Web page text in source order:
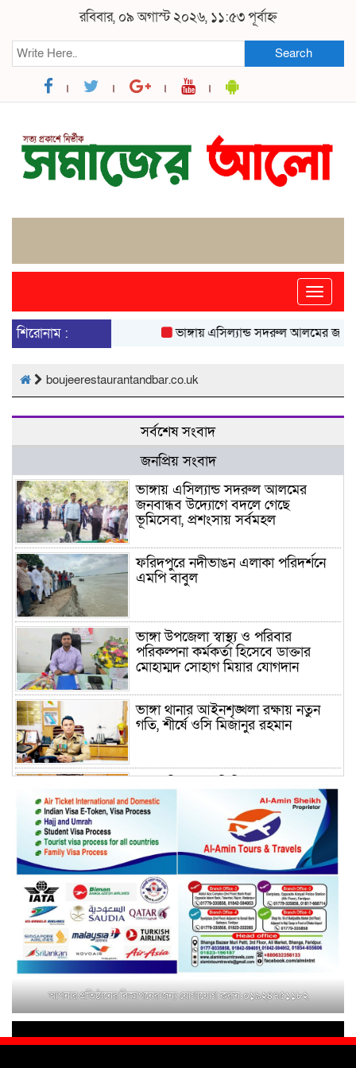
রবিবার, ০৯ অগাস্ট ২০২৬, ১১:৫৩ পূর্বাহ্ন
Search
Toggle
শিরোনাম :
ভাঙ্গায় এসিল্যান্ড সদরুল আলমের
boujeerestaurantandbar.co.uk
সর্বশেষ সংবাদ
জনপ্রিয় সংবাদ
ভাঙ্গায় এসিল্যান্ড সদরুল আলমের
জনবান্ধব উদ্যোগে বদলে গেছে
ভূমিসেবা, প্রশংসায় সর্বমহল
ফরিদপুরে নদীভাঙন এলাকা পরিদর্শনে
এমপি বাবুল
ভাঙ্গা উপজেলা স্বাস্থ্য ও পরিবার
পরিকল্পনা কর্মকর্তা হিসেবে ডাক্তার
মোহাম্মদ সোহাগ মিয়ার যোগদান
ভাঙ্গা থানার আইনশৃঙ্খলা রক্ষায় নতুন
গতি, শীর্ষে ওসি মিজানুর রহমান
(রাজস্ব) আজিম উদ্দিন ভূমি মন্ত্রণালয়ে
পদায়ন
সাবেক এমপির প্রেস সেক্রেটারি রফিকের
ক্ষমতার দাপট ও গণ-অসন্তোষের তথ্য
গায়েব করে ত্রিশাল থানার সাজানো
রিপোর্ট
মুক্তাগাছায় জুলাই শহীদ সামিদের কবর
জিয়ারত ও পৌর কমিটির কার্যক্রম শুরু
শহিদুল ইসলাম বাবুলের হাত ধরে বদলে
যাচ্ছে ফরিদপুর-৪ এর গ্রামীণ জনপদ
আপনার প্রতিষ্ঠানের বিজ্ঞাপনের জন্য যোগাযোগ করুন-০১৯২৪৭৫১১৮২